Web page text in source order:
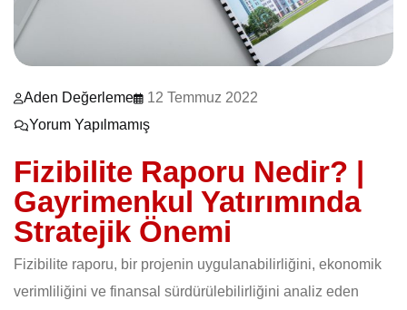
Aden Değerleme
12 Temmuz 2022
Yorum Yapılmamış
Fizibilite Raporu Nedir? |
Gayrimenkul Yatırımında
Stratejik Önemi
Fizibilite raporu, bir projenin uygulanabilirliğini, ekonomik
verimliliğini ve finansal sürdürülebilirliğini analiz eden